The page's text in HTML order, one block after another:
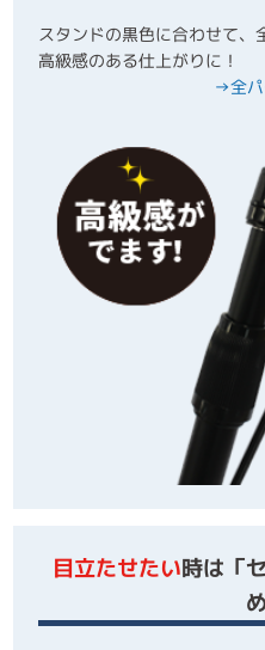
スタンドの黒色に合わせて
高級感のある仕上がりに！
→全パ
目立たせたい時は「